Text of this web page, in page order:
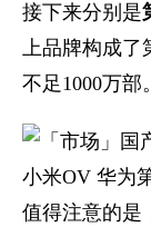
接下来分别是
上品牌构成了
不足1000万部。
值得注意的是